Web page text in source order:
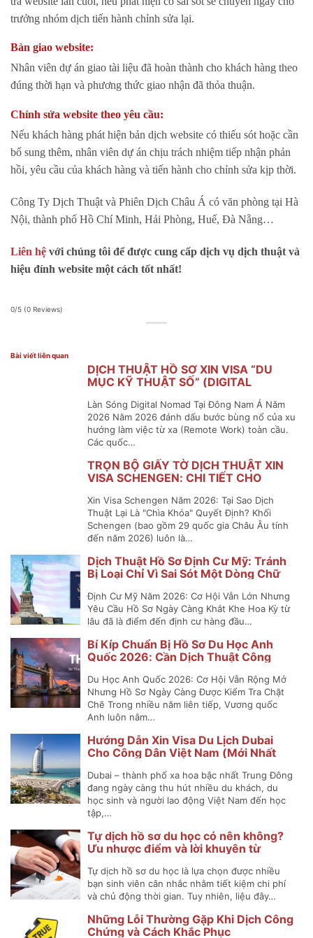
trưởng nhóm dịch tiến hành chỉnh sửa lại.
Bàn giao website:
Nhân viên dự án giao tài liệu đã hoàn thành cho khách hàng theo
đúng thời hạn và phương thức giao nhận đã thỏa thuận.
Chỉnh sửa website theo yêu cầu:
Nếu khách hàng phát hiện bản dịch website có thiếu sót hoặc cần
bổ sung thêm, nhân viên dự án chịu trách nhiệm tiếp nhận phản
hồi, yêu cầu của khách hàng và tiến hành cho chỉnh sửa kịp thời.
Công Ty Dịch Thuật và Phiên Dịch Châu Á có văn phòng tại Hà
Nội, thành phố Hồ Chí Minh, Hải Phòng, Huế, Đà Nẵng…
Liên hệ với chúng tôi để được cung cấp dịch vụ dịch thuật và
hiệu đính website một cách tốt nhất!
0/5 (0 Reviews)
Bài viết liên quan
DỊCH THUẬT HỒ SƠ XIN VISA “DU
MỤC KỸ THUẬT SỐ” (DIGITAL
Làn Sóng Digital Nomad Tại Đông Nam Á Năm
2026 Năm 2026 đánh dấu bước bùng nổ của xu
hướng làm việc từ xa (Remote Work) toàn cầu.
Các quốc…
TRỌN BỘ GIẤY TỜ DỊCH THUẬT XIN
VISA SCHENGEN: CHI TIẾT CHO
Xin Visa Schengen Năm 2026: Tại Sao Dịch
Thuật Lại Là "Chìa Khóa" Quyết Định? Khối
Schengen (bao gồm 29 quốc gia Châu Âu tính
đến năm 2026) luôn là…
Dịch Thuật Hồ Sơ Định Cư Mỹ: Tránh
Bị Loại Chỉ Vì Sai Sót Một Dòng Chữ
Định Cư Mỹ Năm 2026: Cơ Hội Vẫn Lớn Nhưng
Yêu Cầu Hồ Sơ Ngày Càng Khắt Khe Hoa Kỳ từ
lâu đã là điểm đến định cư hàng đầu…
Bí Kíp Chuẩn Bị Hồ Sơ Du Học Anh
Quốc 2026: Cần Dịch Thuật Công
Du Học Anh Quốc 2026: Cơ Hội Vẫn Rộng Mở
Nhưng Hồ Sơ Ngày Càng Được Kiểm Tra Chặt
Chẽ Trong nhiều năm liên tiếp, Vương quốc
Anh luôn nằm…
Hướng Dẫn Xin Visa Du Lịch Dubai
Cho Công Dân Việt Nam (Mới Nhất
Dubai – thành phố xa hoa bậc nhất Trung Đông
đang ngày càng thu hút nhiều du khách, du
học sinh và người lao động Việt Nam đến học
tập,…
Tự dịch hồ sơ du học có nên không?
Ưu nhược điểm và lời khuyên từ
Tự dịch hồ sơ du học là lựa chọn được nhiều
bạn sinh viên cân nhắc nhằm tiết kiệm chi phí
và chủ động thời gian. Tuy nhiên, liệu đây…
Những Lỗi Thường Gặp Khi Dịch Công
Chứng và Cách Khắc Phục